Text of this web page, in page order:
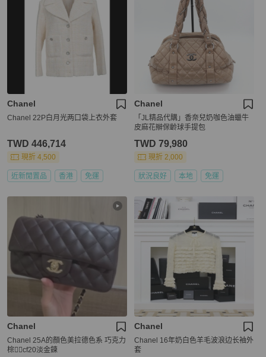
Chanel
Chanel 22P白月光两口袋上衣外套
TWD 446,714
現折 4,500
近新閒置品 香港 免運
Chanel
「JL精品代購」香奈兒奶咖色油蠟牛
皮麻花辮保齡球手提包
TWD 79,980
現折 2,000
狀況良好 本地 免運
Chanel
Chanel 25A的顏色美拉德色系 巧克力
棕色🏾cf20淡金鍊
Chanel
Chanel 16年奶白色羊毛波浪边长袖外
套